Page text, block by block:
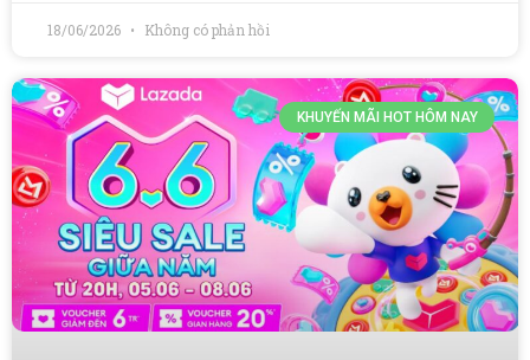
18/06/2026 Không có phản hồi
KHUYẾN MÃI HOT HÔM NAY